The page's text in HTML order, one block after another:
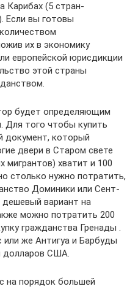
Карибах (5 стран-
Если вы готовы
их в экономику
европейской юрисдикции
этой страны
будет определяющим
Для того чтобы купить
документ, который
двери в Старом свете
мигрантов) хватит и 100
столько нужно потратить,
Доминики или Сент-
вариант на
можно потратить 200
гражданства Гренады .
же Антигуа и Барбуды
долларов США.
на порядок большей